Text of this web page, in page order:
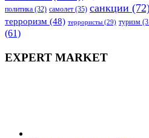
политика (32) самолет (35) санкции
терроризм (48) террористы (29) туризм
(61)
EXPERT MARKET